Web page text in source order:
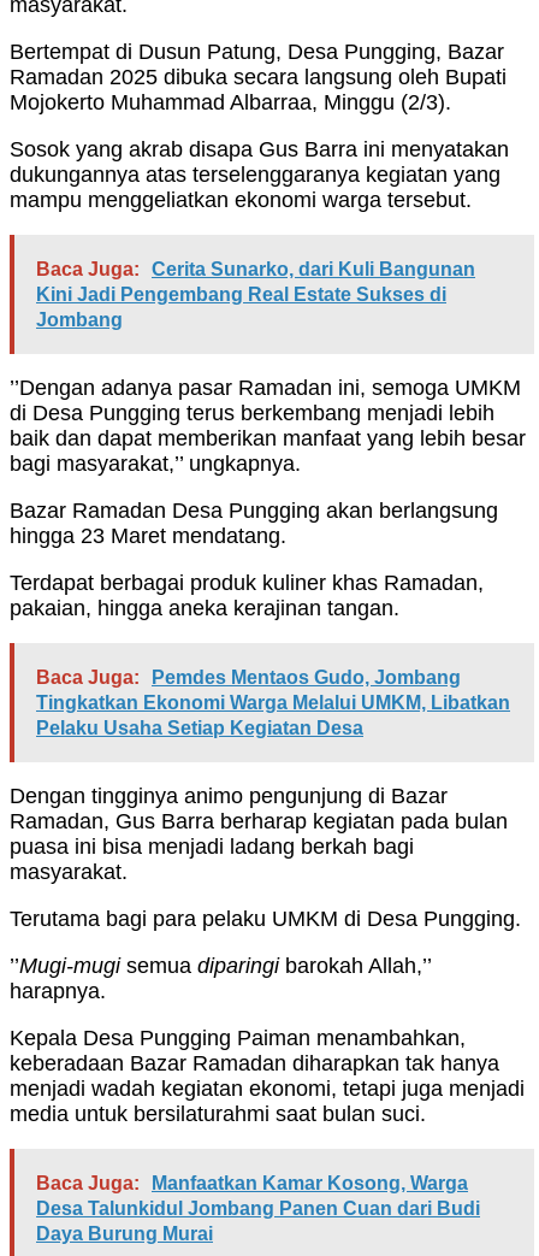
masyarakat.
Bertempat di Dusun Patung, Desa Pungging, Bazar
Ramadan 2025 dibuka secara langsung oleh Bupati
Mojokerto Muhammad Albarraa, Minggu (2/3).
Sosok yang akrab disapa Gus Barra ini menyatakan
dukungannya atas terselenggaranya kegiatan yang
mampu menggeliatkan ekonomi warga tersebut.
Baca Juga:
Cerita Sunarko, dari Kuli Bangunan
Kini Jadi Pengembang Real Estate Sukses di
Jombang
’’Dengan adanya pasar Ramadan ini, semoga UMKM
di Desa Pungging terus berkembang menjadi lebih
baik dan dapat memberikan manfaat yang lebih besar
bagi masyarakat,’’ ungkapnya.
Bazar Ramadan Desa Pungging akan berlangsung
hingga 23 Maret mendatang.
Terdapat berbagai produk kuliner khas Ramadan,
pakaian, hingga aneka kerajinan tangan.
Baca Juga:
Pemdes Mentaos Gudo, Jombang
Tingkatkan Ekonomi Warga Melalui UMKM, Libatkan
Pelaku Usaha Setiap Kegiatan Desa
Dengan tingginya animo pengunjung di Bazar
Ramadan, Gus Barra berharap kegiatan pada bulan
puasa ini bisa menjadi ladang berkah bagi
masyarakat.
Terutama bagi para pelaku UMKM di Desa Pungging.
’’Mugi-mugisemua diparingi barokah Allah,’’
harapnya.
Kepala Desa Pungging Paiman menambahkan,
keberadaan Bazar Ramadan diharapkan tak hanya
menjadi wadah kegiatan ekonomi, tetapi juga menjadi
media untuk bersilaturahmi saat bulan suci.
Baca Juga:
Manfaatkan Kamar Kosong, Warga
Desa Talunkidul Jombang Panen Cuan dari Budi
Daya Burung Murai